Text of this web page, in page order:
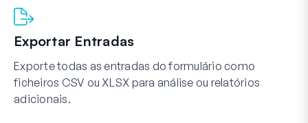
Exportar Entradas
Exporte todas as entradas do formulário como
ficheiros CSV ou XLSX para análise ou relatórios
adicionais.